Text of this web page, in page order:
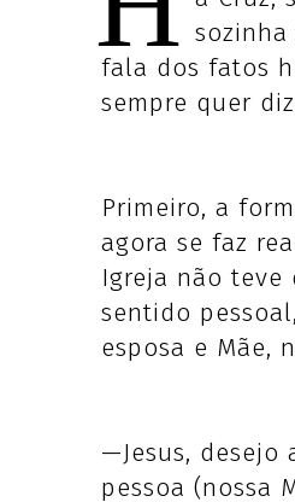
sozinha
fala dos fatos
sempre quer
Primeiro, a
agora se faz
Igreja não teve
sentido
esposa e Mãe,
—Jesus, desejo
pessoa (nossa